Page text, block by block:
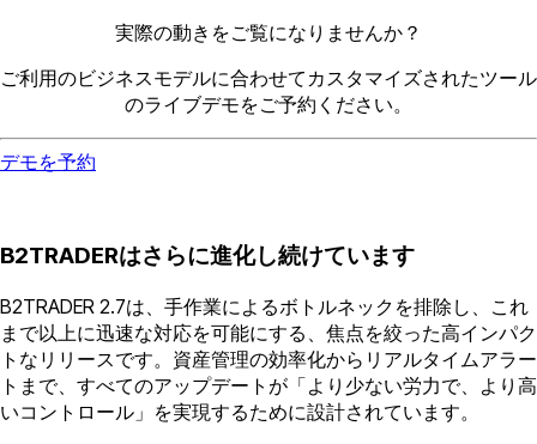
実際の動きをご覧になりませんか？
ご利用のビジネスモデルに合わせてカスタマイズされたツール
のライブデモをご予約ください。
デモを予約
B2TRADERはさらに進化し続けています
B2TRADER 2.7は、手作業によるボトルネックを排除し、これ
まで以上に迅速な対応を可能にする、焦点を絞った高インパク
トなリリースです。資産管理の効率化からリアルタイムアラー
トまで、すべてのアップデートが「より少ない労力で、より高
いコントロール」を実現するために設計されています。